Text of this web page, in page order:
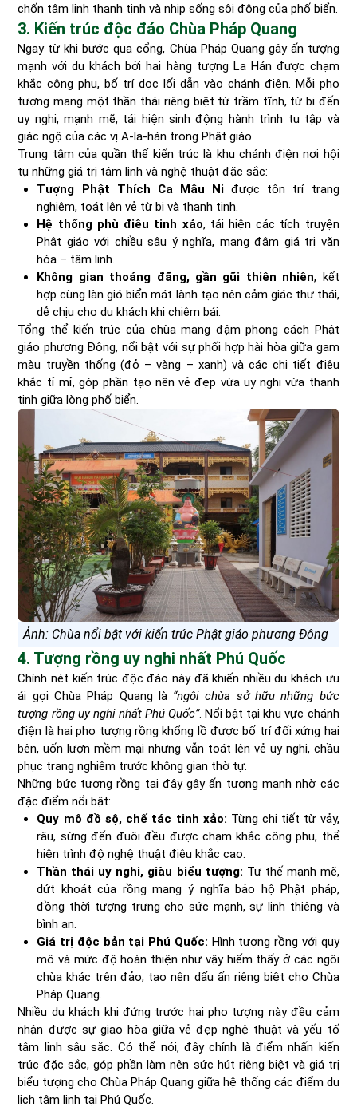
chốn tâm linh thanh tịnh và nhịp sống sôi động của phố biển.
3. Kiến trúc độc đáo Chùa Pháp Quang
Ngay từ khi bước qua cổng, Chùa Pháp Quang gây ấn tượng
mạnh với du khách bởi hai hàng tượng La Hán được chạm
khắc công phu, bố trí dọc lối dẫn vào chánh điện. Mỗi pho
tượng mang một thần thái riêng biệt từ trầm tĩnh, từ bi đến
uy nghi, mạnh mẽ, tái hiện sinh động hành trình tu tập và
giác ngộ của các vị A-la-hán trong Phật giáo.
Trung tâm của quần thể kiến trúc là khu chánh điện nơi hội
tụ những giá trị tâm linh và nghệ thuật đặc sắc:
Tượng Phật Thích Ca Mâu Ni được tôn trí trang
nghiêm, toát lên vẻ từ bi và thanh tịnh.
Hệ thống phù điêu tinh xảo, tái hiện các tích truyện
Phật giáo với chiều sâu ý nghĩa, mang đậm giá trị văn
hóa – tâm linh.
Không gian thoáng đãng, gần gũi thiên nhiên, kết
hợp cùng làn gió biển mát lành tạo nên cảm giác thư thái,
dễ chịu cho du khách khi chiêm bái.
Tổng thể kiến trúc của chùa mang đậm phong cách Phật
giáo phương Đông, nổi bật với sự phối hợp hài hòa giữa gam
màu truyền thống (đỏ – vàng – xanh) và các chi tiết điêu
khắc tỉ mỉ, góp phần tạo nên vẻ đẹp vừa uy nghi vừa thanh
tịnh giữa lòng phố biển.
Ảnh: Chùa nổi bật với kiến trúc Phật giáo phương Đông
4. Tượng rồng uy nghi nhất Phú Quốc
Chính nét kiến trúc độc đáo này đã khiến nhiều du khách ưu
ái gọi Chùa Pháp Quang là “ngôi chùa sở hữu những bức
tượng rồng uy nghi nhất Phú Quốc”. Nổi bật tại khu vực chánh
điện là hai pho tượng rồng khổng lồ được bố trí đối xứng hai
bên, uốn lượn mềm mại nhưng vẫn toát lên vẻ uy nghi, chầu
phục trang nghiêm trước không gian thờ tự.
Những bức tượng rồng tại đây gây ấn tượng mạnh nhờ các
đặc điểm nổi bật:
Quy mô đồ sộ, chế tác tinh xảo: Từng chi tiết từ vảy,
râu, sừng đến đuôi đều được chạm khắc công phu, thể
hiện trình độ nghệ thuật điêu khắc cao.
Thần thái uy nghi, giàu biểu tượng: Tư thế mạnh mẽ,
dứt khoát của rồng mang ý nghĩa bảo hộ Phật pháp,
đồng thời tượng trưng cho sức mạnh, sự linh thiêng và
bình an.
Giá trị độc bản tại Phú Quốc: Hình tượng rồng với quy
mô và mức độ hoàn thiện như vậy hiếm thấy ở các ngôi
chùa khác trên đảo, tạo nên dấu ấn riêng biệt cho Chùa
Pháp Quang.
Nhiều du khách khi đứng trước hai pho tượng này đều cảm
nhận được sự giao hòa giữa vẻ đẹp nghệ thuật và yếu tố
tâm linh sâu sắc. Có thể nói, đây chính là điểm nhấn kiến
trúc đặc sắc, góp phần làm nên sức hút riêng biệt và giá trị
biểu tượng cho Chùa Pháp Quang giữa hệ thống các điểm du
lịch tâm linh tại Phú Quốc.